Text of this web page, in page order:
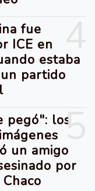
fue
ICE en
estaba
partido
5
pegó": los
un amigo
por